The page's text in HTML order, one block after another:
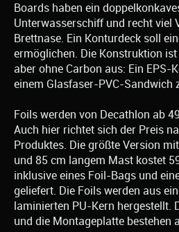
Boards haben ein
Unterwasserschiff und recht viel
Brettnase. Ein Konturdeck soll
ermöglichen. Die Konstruktion
aber ohne Carbon aus: Ein EPS-
einem Glasfaser-PVC-Sandwich
Foils werden von Decathlon ab
Auch hier richtet sich der Preis
Produktes. Die größte Version
und 85 cm langem Mast kostet
inklusive eines Foil-Bags und
geliefert. Die Foils werden aus
laminierten PU-Kern hergestellt.
und die Montageplatte bestehen